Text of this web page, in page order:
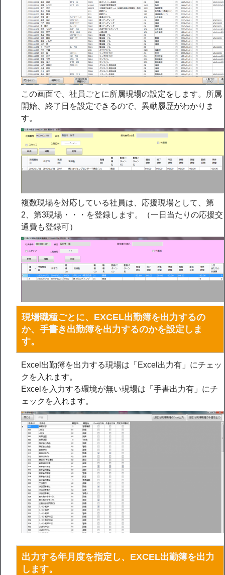
この画面で、社員ごとに所属現場の設定をします。所属
開始、終了日を設定できるので、異動履歴がわかりま
す。
複数現場を対応している社員は、応援現場として、第
2、第3現場・・・を登録します。（一日当たりの応援交
通費も登録可）
現場職種ごとに、EXCEL出勤簿を出力するの
か、手書き出勤簿を出力するのかを設定しま
す。
Excel出勤簿を出力する現場は「Excel出力有」にチェッ
クを入れます。
Excelを入力する環境が無い現場は「手書出力有」にチ
ェックを入れます。
出力する年月度を指定し、EXCEL出勤簿を出力
します。